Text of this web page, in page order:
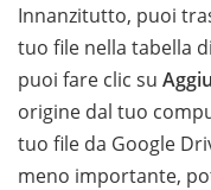
Innanzitutto, puoi
tuo file nella tabella
puoi fare clic su
origine dal tuo
tuo file da Google
meno importante,